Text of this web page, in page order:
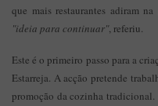
que mais restaurantes adiram
"ideia para continuar", referiu.
Este é o primeiro passo para a
Estarreja. A acção pretende
promoção da cozinha